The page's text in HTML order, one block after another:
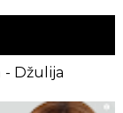
Džulija